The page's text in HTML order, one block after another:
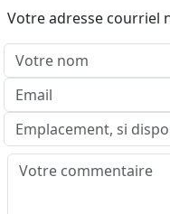
Votre adresse courriel